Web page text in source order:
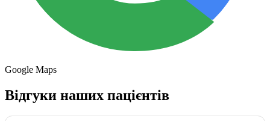
Google Maps
Відгуки наших пацієнтів